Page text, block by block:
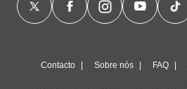
Contacto Sobre nós FAQ